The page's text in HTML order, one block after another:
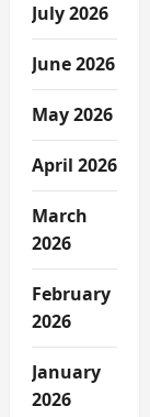
July 2026
June 2026
May 2026
April 2026
March
2026
February
2026
January
2026